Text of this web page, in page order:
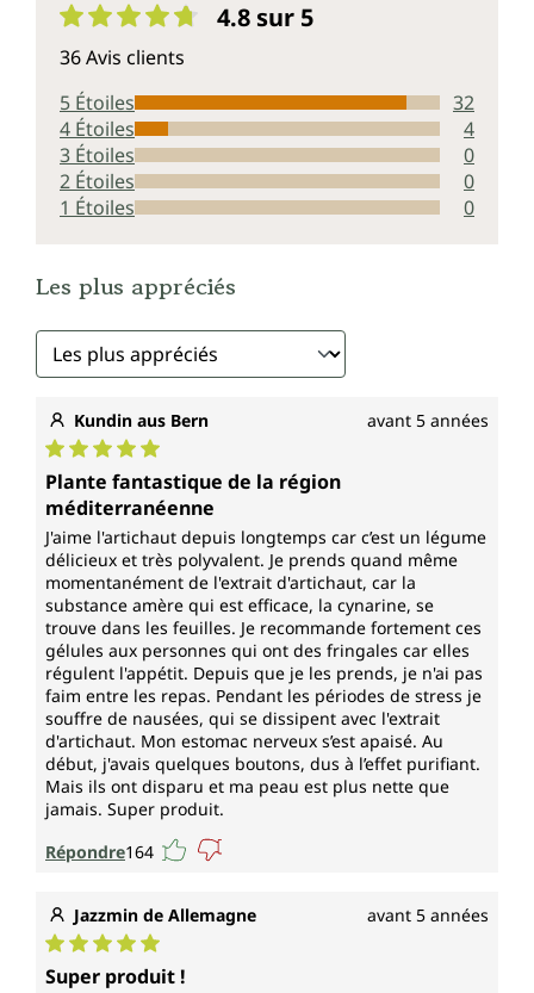
4.8 sur 5
36 Avis clients
5 Étoiles
32
4 Étoiles
4
3 Étoiles
0
2 Étoiles
0
1 Étoiles
0
Les plus appréciés
Kundin aus Bern avant 5 années
Note moyenne de 5 sur 5 étoiles
Plante fantastique de la région
méditerranéenne
J'aime l'artichaut depuis longtemps car c’est un légume
délicieux et très polyvalent. Je prends quand même
momentanément de l'extrait d'artichaut, car la
substance amère qui est efficace, la cynarine, se
trouve dans les feuilles. Je recommande fortement ces
gélules aux personnes qui ont des fringales car elles
régulent l'appétit. Depuis que je les prends, je n'ai pas
faim entre les repas. Pendant les périodes de stress je
souffre de nausées, qui se dissipent avec l'extrait
d'artichaut. Mon estomac nerveux s’est apaisé. Au
début, j'avais quelques boutons, dus à l’effet purifiant.
Mais ils ont disparu et ma peau est plus nette que
jamais. Super produit.
Répondre164
Jazzmin de Allemagne avant 5 années
Note moyenne de 5 sur 5 étoiles
Super produit !